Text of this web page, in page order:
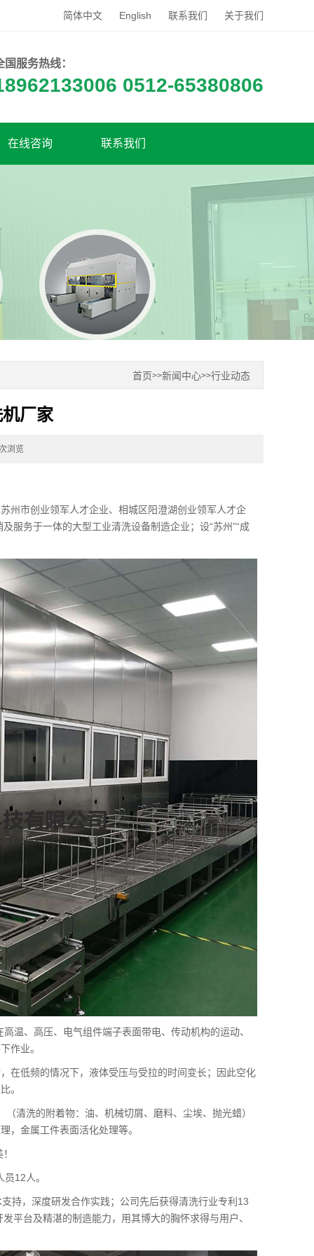
简体中文 English 联系我们 关于我们
国服务热线：
0512-65380806
在线咨询 联系我们
首页>>新闻中心>>行业动态
厂家
浏览
州市创业领军人才企业、相城区阳澄湖创业领军人才企
服务于一体的大型工业清洗设备制造企业；设“苏州”“成
温、高压、电气组件端子表面带电、传动机构的运动、
作业。
在低频的情况下，液体受压与受拉的时间变长；因此空化
。
清洗的附着物：油、机械切屑、磨料、尘埃、抛光蜡）
，金属工件表面活化处理等。
12人。
持，深度研发合作实践；公司先后获得清洗行业专利13
平台及精湛的制造能力，用其博大的胸怀求得与用户、